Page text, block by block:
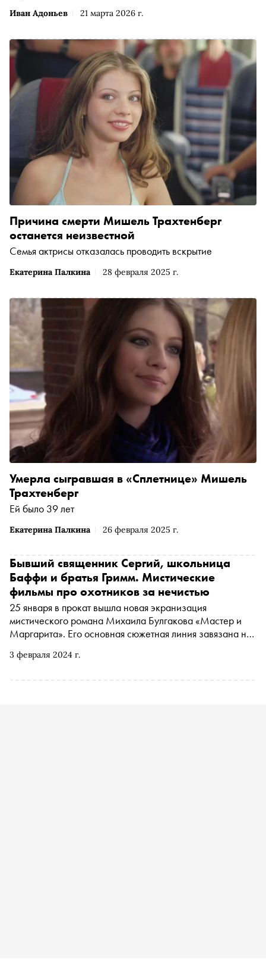
Иван Адоньев 21 марта 2026 г.
Екатерина Палкина 28 февраля 2025 г.
Причина смерти Мишель Трахтенберг
останется неизвестной
Семья актрисы отказалась проводить вскрытие
Екатерина Палкина 26 февраля 2025 г.
Умерла сыгравшая в «Сплетнице» Мишель
Трахтенберг
Ей было 39 лет
3 февраля 2024 г.
Бывший священник Сергий, школьница
Баффи и братья Гримм. Мистические
фильмы про охотников за нечистью
25 января в прокат вышла новая экранизация
мистического романа Михаила Булгакова «Мастер и
Маргарита». Его основная сюжетная линия завязана на
его свиты. «Сноб» сделал подборку самых известных